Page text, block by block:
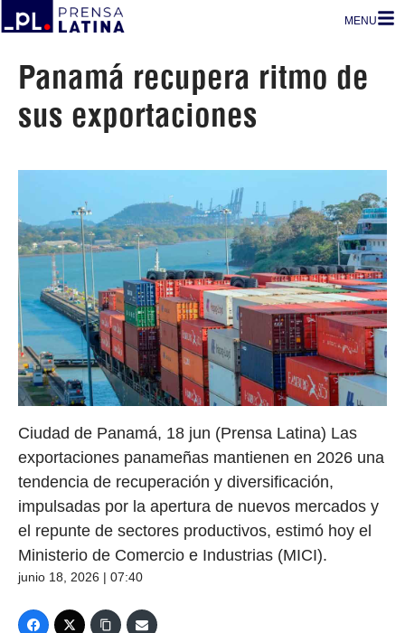
MENU
Panamá recupera ritmo de
sus exportaciones
Ciudad de Panamá, 18 jun (Prensa Latina) Las
exportaciones panameñas mantienen en 2026 una
tendencia de recuperación y diversificación,
impulsadas por la apertura de nuevos mercados y
el repunte de sectores productivos, estimó hoy el
Ministerio de Comercio e Industrias (MICI).
junio 18, 2026 | 07:40